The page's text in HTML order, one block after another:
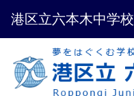
港区立六本木中学校